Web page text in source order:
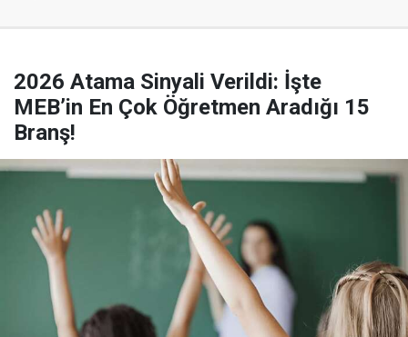
2026 Atama Sinyali Verildi: İşte
MEB’in En Çok Öğretmen Aradığı 15
Branş!